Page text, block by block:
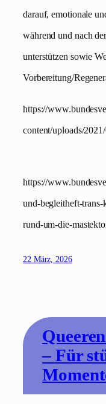
darauf, emotionale
während und nach
unterstützen sowie
Vorbereitung/
https://
content/uploads/
https://
und-begleitheft-
rund-um-die-
22 März, 2026
– Für